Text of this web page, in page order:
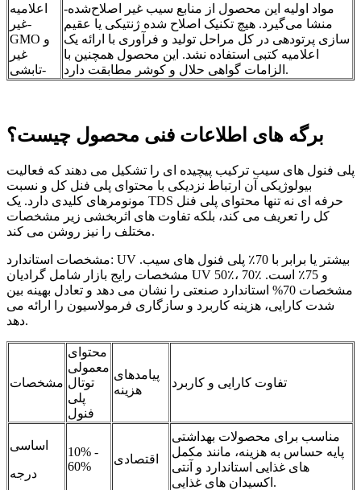
اعلامیه
غیر-
GMO و
غیر
تابشی-
مواد اولیه این محصول از منابع سیب غیر اصلاح‌شده-
منشا می‌گیرد. هیچ تکنیک اصلاح شده ژنتیکی یا عقیم
سازی پرتودهی در کل مراحل تولید و فرآوری با ارائه یک
اعلامیه کتبی استفاده نشد. این محصول همچنین با
الزامات گواهی حلال و کوشر مطابقت دارد.
برگه های اطلاعات فنی محصول چیست؟
پلی فنول های سیب ترکیب پیچیده ای را تشکیل می دهند که فعالیت
بیولوژیکی آن ارتباط نزدیکی با محتوای پلی فنل کل و نسبت
مونومرهای کلیدی دارد. یک TDS حرفه ای نه تنها محتوای پلی فنل
کل را تعریف می کند، بلکه تفاوت های اثربخشی زیر مشخصات
مختلف را نیز روشن می کند.
مشخصات استاندارد: UV بیشتر یا برابر با 70٪ پلی فنول های سیب.
مشخصات رایج بازار شامل گرادیان UV 50٪، 70٪ و 75٪ است.
مشخصات 70% استاندارد صنعتی را نشان می دهد و تعادل بهینه بین
شدت کارایی، هزینه کاربرد و سازگاری فرمولاسیون را ارائه می
دهد.
مشخصات
محتوای
معمولی
توتال
پلی
فنول
پیامدهای
هزینه
تفاوت کارایی و کاربرد
اساسی
درجه
10% -
60%
اقتصادی
مناسب برای محصولات بهداشتی
پایه حساس به هزینه، مانند مکمل
های غذایی استاندارد و آنتی
اکسیدان های غذایی.